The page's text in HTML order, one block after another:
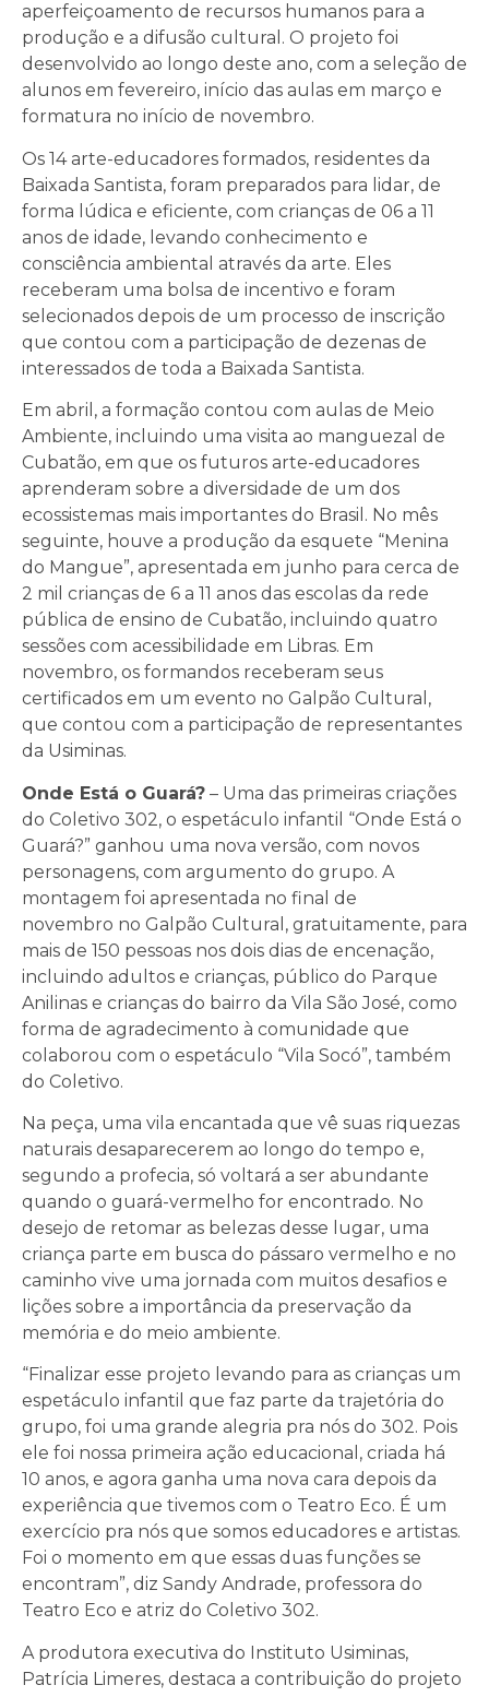
aperfeiçoamento de recursos humanos para a
produção e a difusão cultural. O projeto foi
desenvolvido ao longo deste ano, com a seleção de
alunos em fevereiro, início das aulas em março e
formatura no início de novembro.
Os 14 arte-educadores formados, residentes da
Baixada Santista, foram preparados para lidar, de
forma lúdica e eficiente, com crianças de 06 a 11
anos de idade, levando conhecimento e
consciência ambiental através da arte. Eles
receberam uma bolsa de incentivo e foram
selecionados depois de um processo de inscrição
que contou com a participação de dezenas de
interessados de toda a Baixada Santista.
Em abril, a formação contou com aulas de Meio
Ambiente, incluindo uma visita ao manguezal de
Cubatão, em que os futuros arte-educadores
aprenderam sobre a diversidade de um dos
ecossistemas mais importantes do Brasil. No mês
seguinte, houve a produção da esquete “Menina
do Mangue”, apresentada em junho para cerca de
2 mil crianças de 6 a 11 anos das escolas da rede
pública de ensino de Cubatão, incluindo quatro
sessões com acessibilidade em Libras. Em
novembro, os formandos receberam seus
certificados em um evento no Galpão Cultural,
que contou com a participação de representantes
da Usiminas.
Onde Está o Guará? – Uma das primeiras criações
do Coletivo 302, o espetáculo infantil “Onde Está o
Guará?” ganhou uma nova versão, com novos
personagens, com argumento do grupo. A
montagem foi apresentada no final de
novembro no Galpão Cultural, gratuitamente, para
mais de 150 pessoas nos dois dias de encenação,
incluindo adultos e crianças, público do Parque
Anilinas e crianças do bairro da Vila São José, como
forma de agradecimento à comunidade que
colaborou com o espetáculo “Vila Socó”, também
do Coletivo.
Na peça, uma vila encantada que vê suas riquezas
naturais desaparecerem ao longo do tempo e,
segundo a profecia, só voltará a ser abundante
quando o guará-vermelho for encontrado. No
desejo de retomar as belezas desse lugar, uma
criança parte em busca do pássaro vermelho e no
caminho vive uma jornada com muitos desafios e
lições sobre a importância da preservação da
memória e do meio ambiente.
“Finalizar esse projeto levando para as crianças um
espetáculo infantil que faz parte da trajetória do
grupo, foi uma grande alegria pra nós do 302. Pois
ele foi nossa primeira ação educacional, criada há
10 anos, e agora ganha uma nova cara depois da
experiência que tivemos com o Teatro Eco. É um
exercício pra nós que somos educadores e artistas.
Foi o momento em que essas duas funções se
encontram”, diz Sandy Andrade, professora do
Teatro Eco e atriz do Coletivo 302.
A produtora executiva do Instituto Usiminas,
Patrícia Limeres, destaca a contribuição do projeto